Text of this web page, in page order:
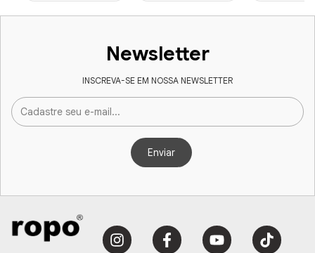
Newsletter
INSCREVA-SE EM NOSSA NEWSLETTER